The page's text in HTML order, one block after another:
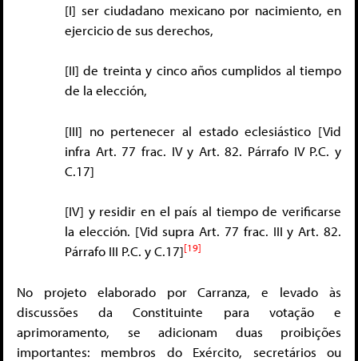
[I] ser ciudadano mexicano por nacimiento, en
ejercicio de sus derechos,
[II] de treinta y cinco años cumplidos al tiempo
de la elección,
[III] no pertenecer al estado eclesiástico [Vid
infra Art. 77 frac. IV y Art. 82. Párrafo IV P.C. y
C.17]
[IV] y residir en el país al tiempo de verificarse
la elección. [Vid supra Art. 77 frac. III y Art. 82.
Párrafo III P.C. y C.17][19]
No projeto elaborado por Carranza, e levado às
discussões da Constituinte para votação e
aprimoramento, se adicionam duas proibições
importantes: membros do Exército, secretários ou